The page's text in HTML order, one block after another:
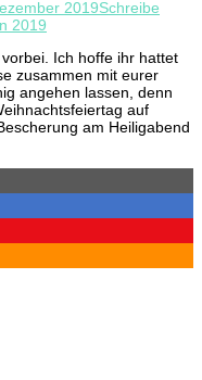
2019Schreibe
2019
Ich hoffe ihr hattet
zusammen mit eurer
angehen lassen, denn
auf
am Heiligabend